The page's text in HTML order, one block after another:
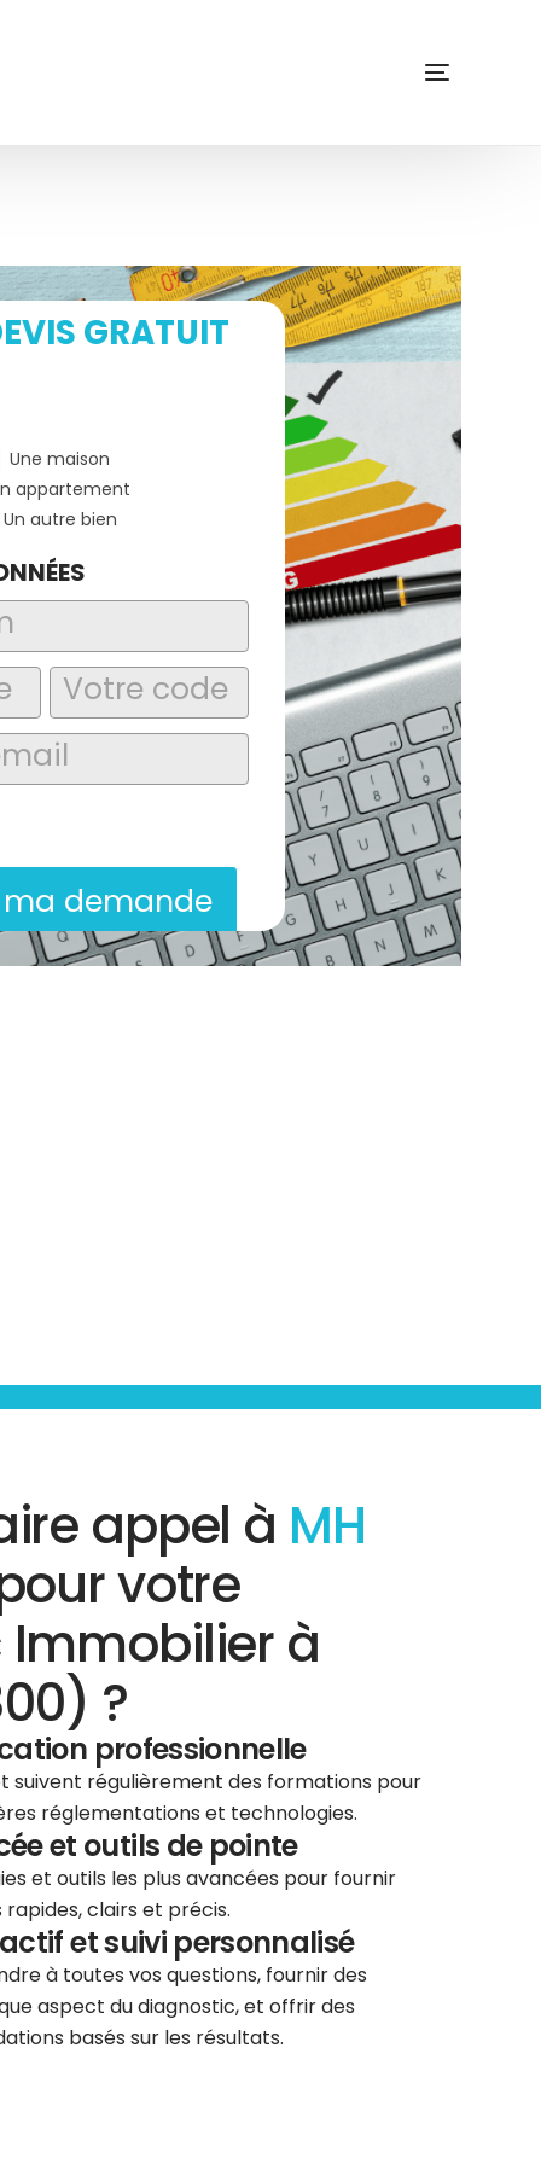
GRATUIT
Une maison
appartement
Un autre bien
ma demande
appel à MH
votre
à
?
professionnelle
suivent régulièrement des formations pour
réglementations et technologies.
et outils de pointe
et outils les plus avancées pour fournir
clairs et précis.
et suivi personnalisé
à toutes vos questions, fournir des
aspect du diagnostic, et offrir des
basés sur les résultats.